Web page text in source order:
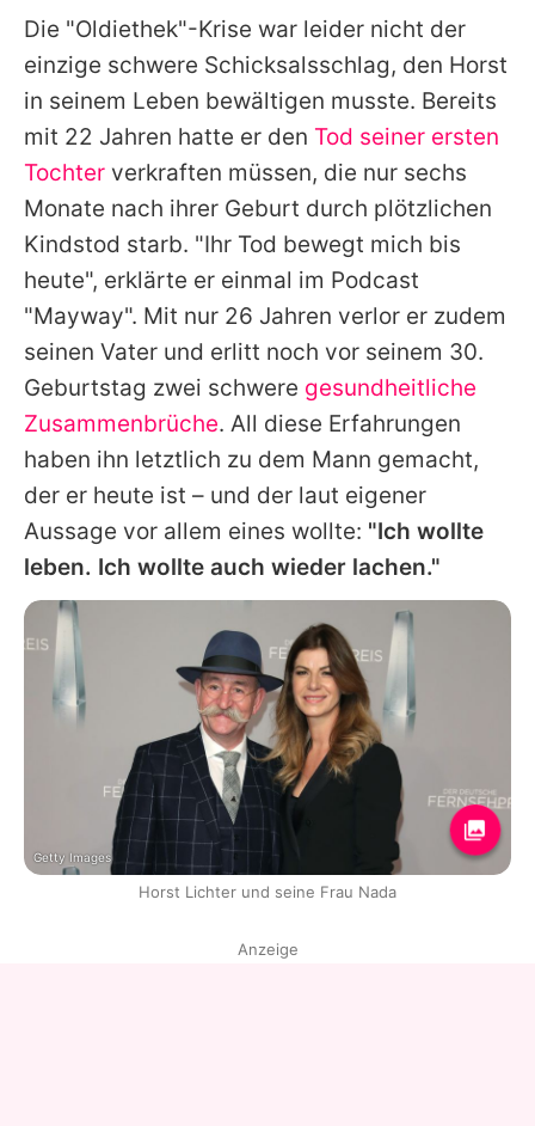
Die "Oldiethek"-Krise war leider nicht der
einzige schwere Schicksalsschlag, den Horst
in seinem Leben bewältigen musste. Bereits
mit 22 Jahren hatte er den Tod seiner ersten
Tochter verkraften müssen, die nur sechs
Monate nach ihrer Geburt durch plötzlichen
Kindstod starb. "Ihr Tod bewegt mich bis
heute", erklärte er einmal im Podcast
"Mayway". Mit nur 26 Jahren verlor er zudem
seinen Vater und erlitt noch vor seinem 30.
Geburtstag zwei schwere gesundheitliche
Zusammenbrüche. All diese Erfahrungen
haben ihn letztlich zu dem Mann gemacht,
der er heute ist – und der laut eigener
Aussage vor allem eines wollte: "Ich wollte
leben. Ich wollte auch wieder lachen."
Getty Images
Horst Lichter und seine Frau Nada
Anzeige